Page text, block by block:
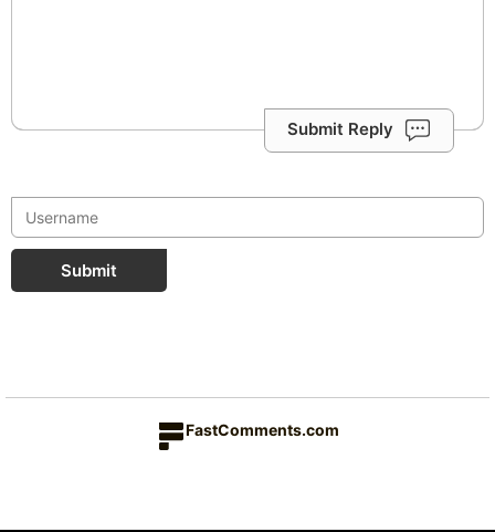
Submit Reply
Submit
FastComments.com